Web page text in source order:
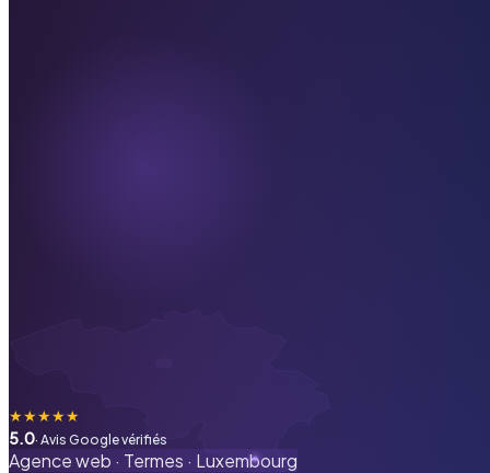
★★★★★
5.0· Avis Google vérifiés
Agence web · Termes · Luxembourg